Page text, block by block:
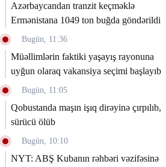
Azərbaycandan tranzit keçməklə
Ermənistana 1049 ton buğda göndərildi
Bugün, 11:36
Müəllimlərin faktiki yaşayış rayonuna
uyğun olaraq vakansiya seçimi başlayıb
Bugün, 11:05
Qobustanda maşın işıq dirəyinə çırpılıb,
sürücü ölüb
Bugün, 10:10
NYT: ABŞ Kubanın rəhbəri vəzifəsinə